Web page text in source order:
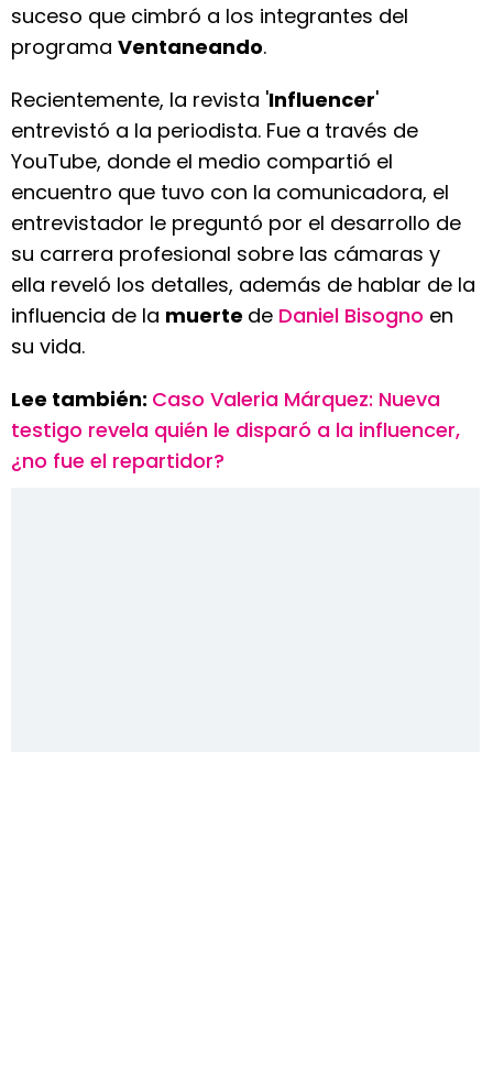
suceso que cimbró a los integrantes del
programa Ventaneando.
Recientemente, la revista 'Influencer'
entrevistó a la periodista. Fue a través de
YouTube, donde el medio compartió el
encuentro que tuvo con la comunicadora, el
entrevistador le preguntó por el desarrollo de
su carrera profesional sobre las cámaras y
ella reveló los detalles, además de hablar de la
influencia de la muerte de Daniel Bisogno en
su vida.
Lee también: Caso Valeria Márquez: Nueva
testigo revela quién le disparó a la influencer,
¿no fue el repartidor?